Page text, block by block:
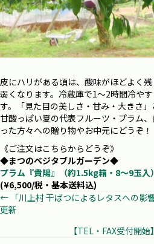
皮にハリがある頃は、酸味がほどよく
弱くなります。冷蔵庫で1～2時間冷や
す。
「見た目の美しさ・甘み・大きさ
甘酸っぱい夏の代表フルーツ・プラム、
った方々への贈り物やお中元にどうぞ！
《ご注文はこちらからどうぞ》
◆まつのベジタブルガーデン◆
プラム『貴陽』（約1.5kg箱・8～9玉入）
(¥6,500/税・基本送料込)
Posts
navigation
← 「川上村 干ばつによるレタスへの影
更新
【TEL・FAX受付開